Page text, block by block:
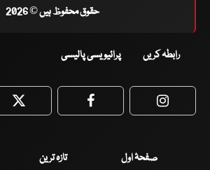
حقوق محفوظ ہیں © 2026
رابطہ کریں پرائیویسی پالیسی
Twitter Facebook
صفحۂ اول تازہ ترین